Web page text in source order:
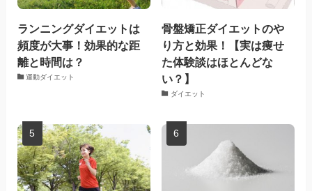
ランニングダイエットは
頻度が大事！効果的な距
離と時間は？
運動ダイエット
骨盤矯正ダイエットのや
り方と効果！【実は痩せ
た体験談はほとんどな
い？】
ダイエット